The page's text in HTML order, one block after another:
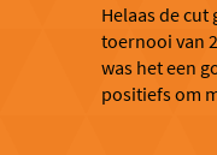
Helaas de
toernooi van
was het een
positiefs om